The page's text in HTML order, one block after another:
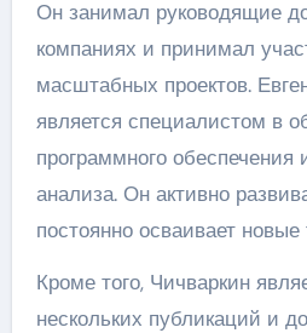
Он занимал руководящие
компаниях и принимал
масштабных проектов.
является специалистом в
программного обеспечения
анализа. Он активно
постоянно осваивает новые
Кроме того, Чичваркин
нескольких публикаций и